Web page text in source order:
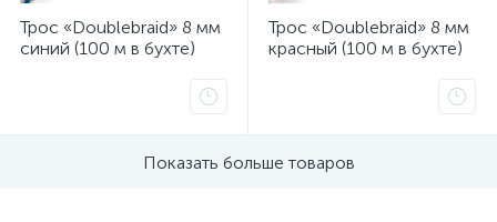
Трос «Doublebraid» 8 мм
синий (100 м в бухте)
Трос «Doublebraid» 8 мм
красный (100 м в бухте)
Показать больше товаров